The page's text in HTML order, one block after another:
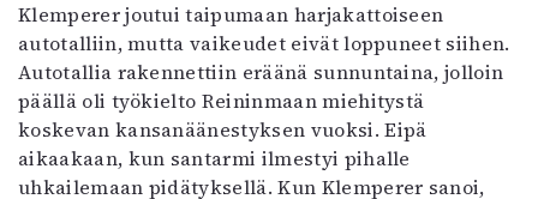
Klemperer joutui taipumaan harjakattoiseen
autotalliin, mutta vaikeudet eivät loppuneet siihen.
Autotallia rakennettiin eräänä sunnuntaina, jolloin
päällä oli työkielto Reininmaan miehitystä
koskevan kansanäänestyksen vuoksi. Eipä
aikaakaan, kun santarmi ilmestyi pihalle
uhkailemaan pidätyksellä. Kun Klemperer sanoi,